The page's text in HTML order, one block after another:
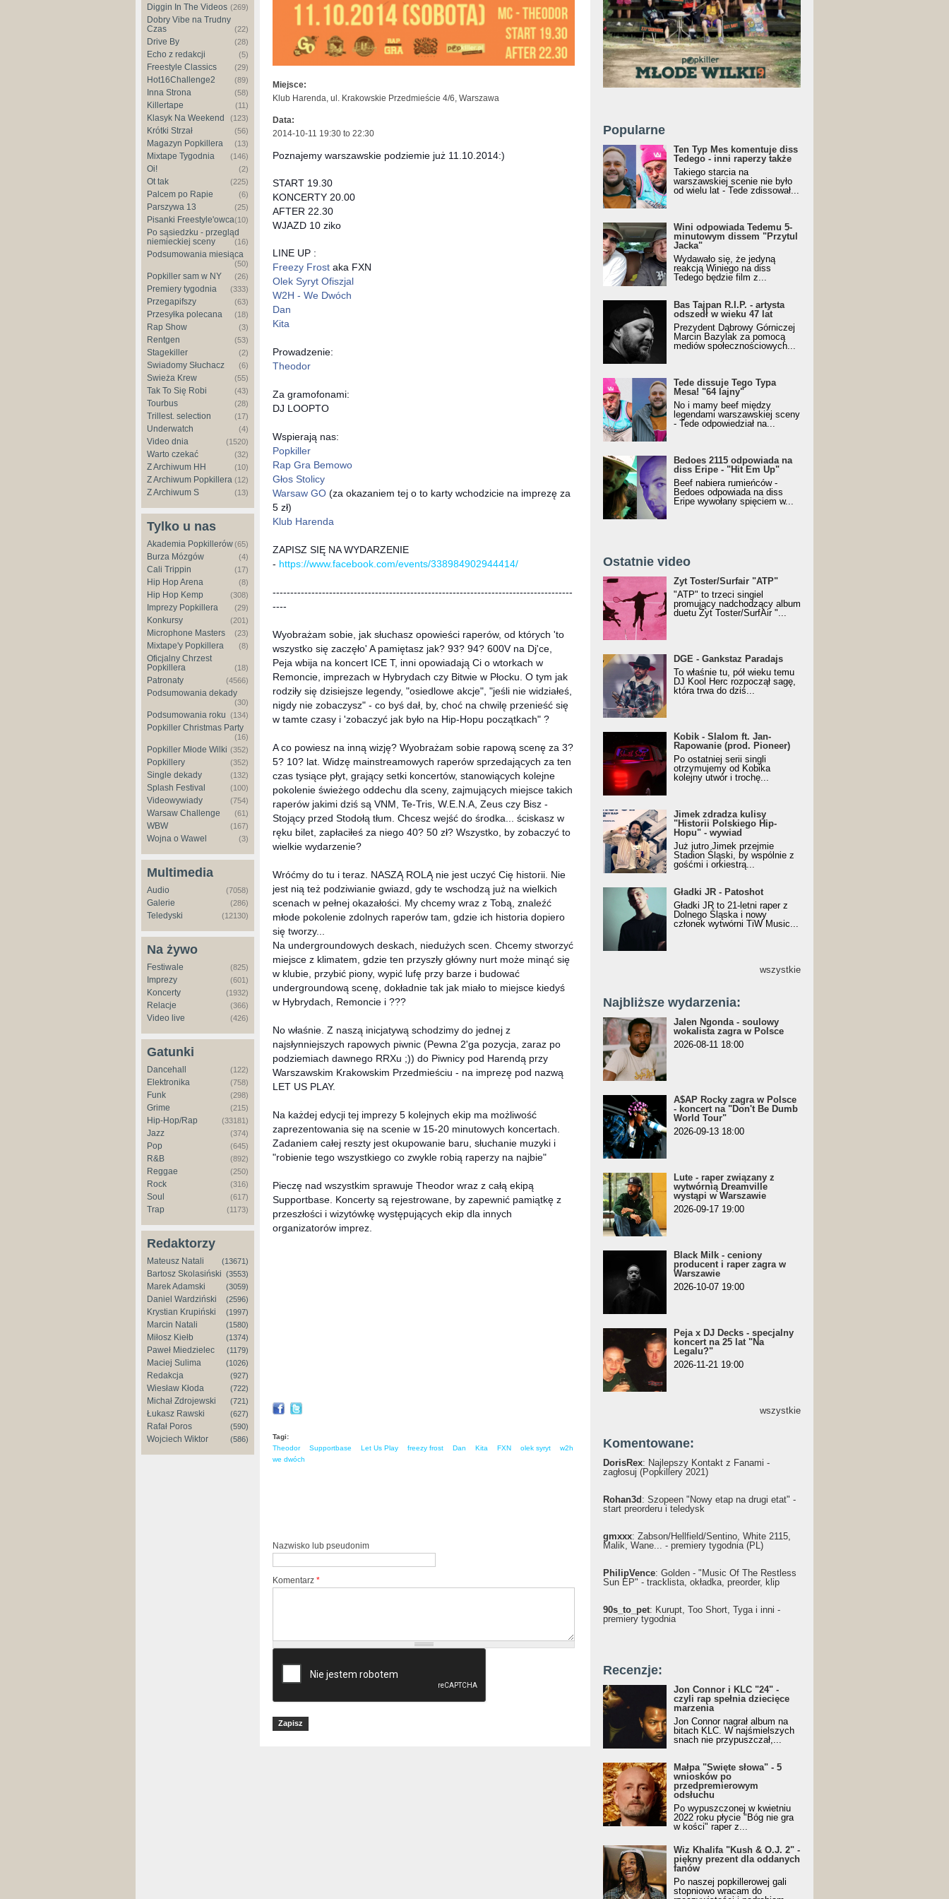
Diggin In The Videos (269)
Dobry Vibe na Trudny
Czas
(22)
Drive By (28)
Echo z redakcji (5)
Freestyle Classics (29)
Hot16Challenge2 (89)
Inna Strona (58)
Killertape (11)
Klasyk Na Weekend (123)
Krótki Strzał (56)
Magazyn Popkillera (13)
Mixtape Tygodnia (146)
Oi! (2)
Ot tak (225)
Palcem po Rapie (6)
Parszywa 13 (25)
Pisanki Freestyle'owca(10)
Po sąsiedzku - przegląd
niemieckiej sceny
(16)
Podsumowania miesiąca
(50)
Popkiller sam w NY (26)
Premiery tygodnia (333)
Przegapifszy (63)
Przesyłka polecana (18)
Rap Show (3)
Rentgen (53)
Stagekiller (2)
Świadomy Słuchacz (6)
Świeża Krew (55)
Tak To Się Robi (43)
Tourbus (28)
Trillest. selection (17)
Underwatch (4)
Video dnia (1520)
Warto czekać (32)
Z Archiwum HH (10)
Z Archiwum Popkillera (12)
Z Archiwum S (13)
Tylko u nas
Akademia Popkillerów(65)
Burza Mózgów (4)
Cali Trippin (17)
Hip Hop Arena (8)
Hip Hop Kemp (308)
Imprezy Popkillera (29)
Konkursy (201)
Microphone Masters (23)
Mixtape'y Popkillera (8)
Oficjalny Chrzest
Popkillera
(18)
Patronaty (4566)
Podsumowania dekady
(30)
Podsumowania roku (134)
Popkiller Christmas Party
(16)
Popkiller Młode Wilki (352)
Popkillery (352)
Single dekady (132)
Splash Festival (100)
Videowywiady (754)
Warsaw Challenge (61)
WBW (167)
Wojna o Wawel (3)
Multimedia
Audio (7058)
Galerie (286)
Teledyski (12130)
Na żywo
Festiwale (825)
Imprezy (601)
Koncerty (1932)
Relacje (366)
Video live (426)
Gatunki
Dancehall (122)
Elektronika (758)
Funk (298)
Grime (215)
Hip-Hop/Rap (33181)
Jazz (374)
Pop (645)
R&B (892)
Reggae (250)
Rock (316)
Soul (617)
Trap (1173)
Redaktorzy
Mateusz Natali (13671)
Bartosz Skolasiński (3553)
Marek Adamski (3059)
Daniel Wardziński (2596)
Krystian Krupiński (1997)
Marcin Natali (1580)
Miłosz Kiełb (1374)
Paweł Miedzielec (1179)
Maciej Sulima (1026)
Redakcja (927)
Wiesław Kłoda (722)
Michał Zdrojewski (721)
Łukasz Rawski (627)
Rafał Poros (590)
Wojciech Wiktor (586)
Miejsce:
Klub Harenda, ul. Krakowskie Przedmieście 4/6, Warszawa
Data:
2014-10-11 19:30 to 22:30
Poznajemy warszawskie podziemie już 11.10.2014:)
START 19.30
KONCERTY 20.00
AFTER 22.30
WJAZD 10 ziko
LINE UP :
Freezy Frost aka FXN
Olek Syryt Ofiszjal
W2H - We Dwóch
Dan
Kita
Prowadzenie:
Theodor
Za gramofonami:
DJ LOOPTO
Wspierają nas:
Popkiller
Rap Gra Bemowo
Głos Stolicy
Warsaw GO (za okazaniem tej o to karty wchodzicie na imprezę za
5 zł)
Klub Harenda
ZAPISZ SIĘ NA WYDARZENIE
- https://www.facebook.com/events/338984902944414/
-------------------------------------------------------------------------------------
----
Wyobrażam sobie, jak słuchasz opowieści raperów, od których 'to
wszystko się zaczęło' A pamiętasz jak? 93? 94? 600V na Dj'ce,
Peja wbija na koncert ICE T, inni opowiadają Ci o wtorkach w
Remoncie, imprezach w Hybrydach czy Bitwie w Płocku. O tym jak
rodziły się dzisiejsze legendy, "osiedlowe akcje", "jeśli nie widziałeś,
nigdy nie zobaczysz" - co byś dał, by, choć na chwilę przenieść się
w tamte czasy i 'zobaczyć jak było na Hip-Hopu początkach" ?
A co powiesz na inną wizję? Wyobrażam sobie rapową scenę za 3?
5? 10? lat. Widzę mainstreamowych raperów sprzedających za ten
czas tysiące płyt, grający setki koncertów, stanowiących kolejne
pokolenie świeżego oddechu dla sceny, zajmujących miejsce takich
raperów jakimi dziś są VNM, Te-Tris, W.E.N.A, Zeus czy Bisz -
Stojący przed Stodołą tłum. Chcesz wejść do środka... ściskasz w
ręku bilet, zapłaciłeś za niego 40? 50 zł? Wszystko, by zobaczyć to
wielkie wydarzenie?
Wróćmy do tu i teraz. NASZĄ ROLĄ nie jest uczyć Cię historii. Nie
jest nią też podziwianie gwiazd, gdy te wschodzą już na wielkich
scenach w pełnej okazałości. My chcemy wraz z Tobą, znaleźć
młode pokolenie zdolnych raperów tam, gdzie ich historia dopiero
się tworzy...
Na undergroundowych deskach, niedużych scen. Chcemy stworzyć
miejsce z klimatem, gdzie ten przyszły główny nurt może minąć się
w klubie, przybić piony, wypić lufę przy barze i budować
undergroundową scenę, dokładnie tak jak miało to miejsce kiedyś
w Hybrydach, Remoncie i ???
No właśnie. Z naszą inicjatywą schodzimy do jednej z
najsłynniejszych rapowych piwnic (Pewna 2'ga pozycja, zaraz po
podziemiach dawnego RRXu ;)) do Piwnicy pod Harendą przy
Warszawskim Krakowskim Przedmieściu - na imprezę pod nazwą
LET US PLAY.
Na każdej edycji tej imprezy 5 kolejnych ekip ma możliwość
zaprezentowania się na scenie w 15-20 minutowych koncertach.
Zadaniem całej reszty jest okupowanie baru, słuchanie muzyki i
"robienie tego wszystkiego co zwykle robią raperzy na najbie"
Pieczę nad wszystkim sprawuje Theodor wraz z całą ekipą
Supportbase. Koncerty są rejestrowane, by zapewnić pamiątkę z
przeszłości i wizytówkę występujących ekip dla innych
organizatorów imprez.
Tagi:
Theodor
Supportbase Let Us Play freezy frost Dan Kita FXN olek syryt
w2h
we dwóch
Nazwisko lub pseudonim
Komentarz *
Popularne
Ten Typ Mes komentuje diss
Tedego - inni raperzy także
Takiego starcia na
warszawskiej scenie nie było
od wielu lat - Tede zdissował...
Wini odpowiada Tedemu 5-
minutowym dissem "Przytul
Jacka"
Wydawało się, że jedyną
reakcją Winiego na diss
Tedego będzie film z...
Bas Tajpan R.I.P. - artysta
odszedł w wieku 47 lat
Prezydent Dąbrowy Górniczej
Marcin Bazylak za pomocą
mediów społecznościowych...
Tede dissuje Tego Typa
Mesa! "64 lajny"
No i mamy beef między
legendami warszawskiej sceny
- Tede odpowiedział na...
Bedoes 2115 odpowiada na
diss Eripe - "Hit Em Up"
Beef nabiera rumieńców -
Bedoes odpowiada na diss
Eripe wywołany spięciem w...
Ostatnie video
Żyt Toster/SurfAir - ATP VIDEO
Żyt Toster/Surfair "ATP"
"ATP" to trzeci singiel
promujący nadchodzący album
duetu Żyt Toster/SurfAir "...
donGURALesko z nagrodą za
Klasyczny/Trueschoolowy
Album Roku (Popkillery 2023)
DGE - Gankstaz Paradajs
To właśnie tu, pół wieku temu
DJ Kool Herc rozpoczął sagę,
która trwa do dziś...
Kobik - Slalom ft. Jan-
Rapowanie (prod. Pioneer)
[Official Music Visualiser]
Kobik - Slalom ft. Jan-
Rapowanie (prod. Pioneer)
Po ostatniej serii singli
otrzymujemy od Kobika
kolejny utwór i trochę...
Jimek zdradza kulisy "Historii
Polskiego Hip-Hopu" - wywiad
Jimek zdradza kulisy
"Historii Polskiego Hip-
Hopu" - wywiad
Już jutro Jimek przejmie
Stadion Śląski, by wspólnie z
gośćmi i orkiestrą...
Gładki JR - Patoshot
Gładki JR - Patoshot
Gładki JR to 21-letni raper z
Dolnego Śląska i nowy
członek wytwórni TiW Music...
wszystkie
Najbliższe wydarzenia:
Jalen Ngonda - soulowy
wokalista zagra w Polsce
2026-08-11 18:00
A$AP Rocky zagra w Polsce
- koncert na "Don't Be Dumb
World Tour"
2026-09-13 18:00
Lute - raper związany z
wytwórnią Dreamville
wystąpi w Warszawie
2026-09-17 19:00
Black Milk - ceniony
producent i raper zagra w
Warszawie
2026-10-07 19:00
Peja x DJ Decks - specjalny
koncert na 25 lat "Na
Legalu?"
2026-11-21 19:00
wszystkie
Komentowane:
DorisRex: Najlepszy Kontakt z Fanami -
zagłosuj (Popkillery 2021)
Rohan3d : Szopeen "Nowy etap na drugi etat" -
start preorderu i teledysk
gmxxx: Żabson/Hellfield/Sentino, White 2115,
Malik, Wane... - premiery tygodnia (PL)
PhilipVence: Golden - "Music Of The Restless
Sun EP" - tracklista, okładka, preorder, klip
90s_to_pet: Kurupt, Too Short, Tyga i inni -
premiery tygodnia
Recenzje:
Jon Connor i KLC "24" -
czyli rap spełnia dziecięce
marzenia
Jon Connor nagrał album na
bitach KLC. W najśmielszych
snach nie przypuszczał,...
Małpa "Święte słowa" - 5
wniosków po
przedpremierowym
odsłuchu
Po wypuszczonej w kwietniu
2022 roku płycie "Bóg nie gra
w kości" raper z...
Wiz Khalifa "Kush & O.J. 2" -
piękny prezent dla oddanych
fanów
Po naszej popkillerowej gali
stopniowo wracam do